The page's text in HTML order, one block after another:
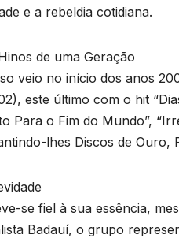
e a rebeldia cotidiana.
de uma Geração
veio no início dos anos
este último com o hit
Para o Fim do Mundo”,
lhes Discos de Ouro,
se fiel à sua essência,
Badauí, o grupo